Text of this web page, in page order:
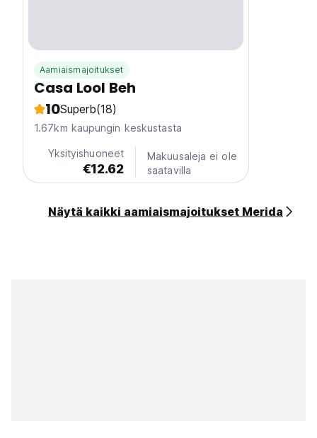
Aamiaismajoitukset
Casa Lool Beh
10Superb(18)
1.67km kaupungin keskustasta
Yksityishuoneet
€12.62
Makuusaleja ei ole
saatavilla
Näytä kaikki aamiaismajoitukset Merida